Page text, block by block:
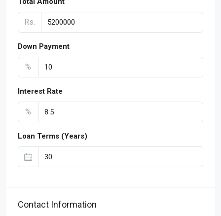
Rs.
Down Payment
%
Interest Rate
%
Loan Terms (Years)
Contact Information